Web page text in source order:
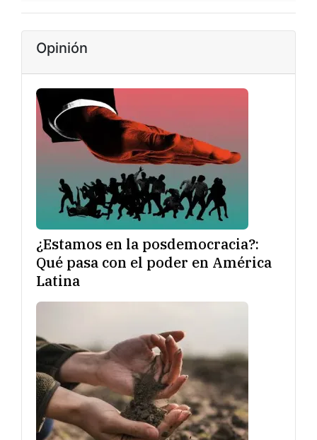
Opinión
¿Estamos en la posdemocracia?:
Qué pasa con el poder en América
Latina